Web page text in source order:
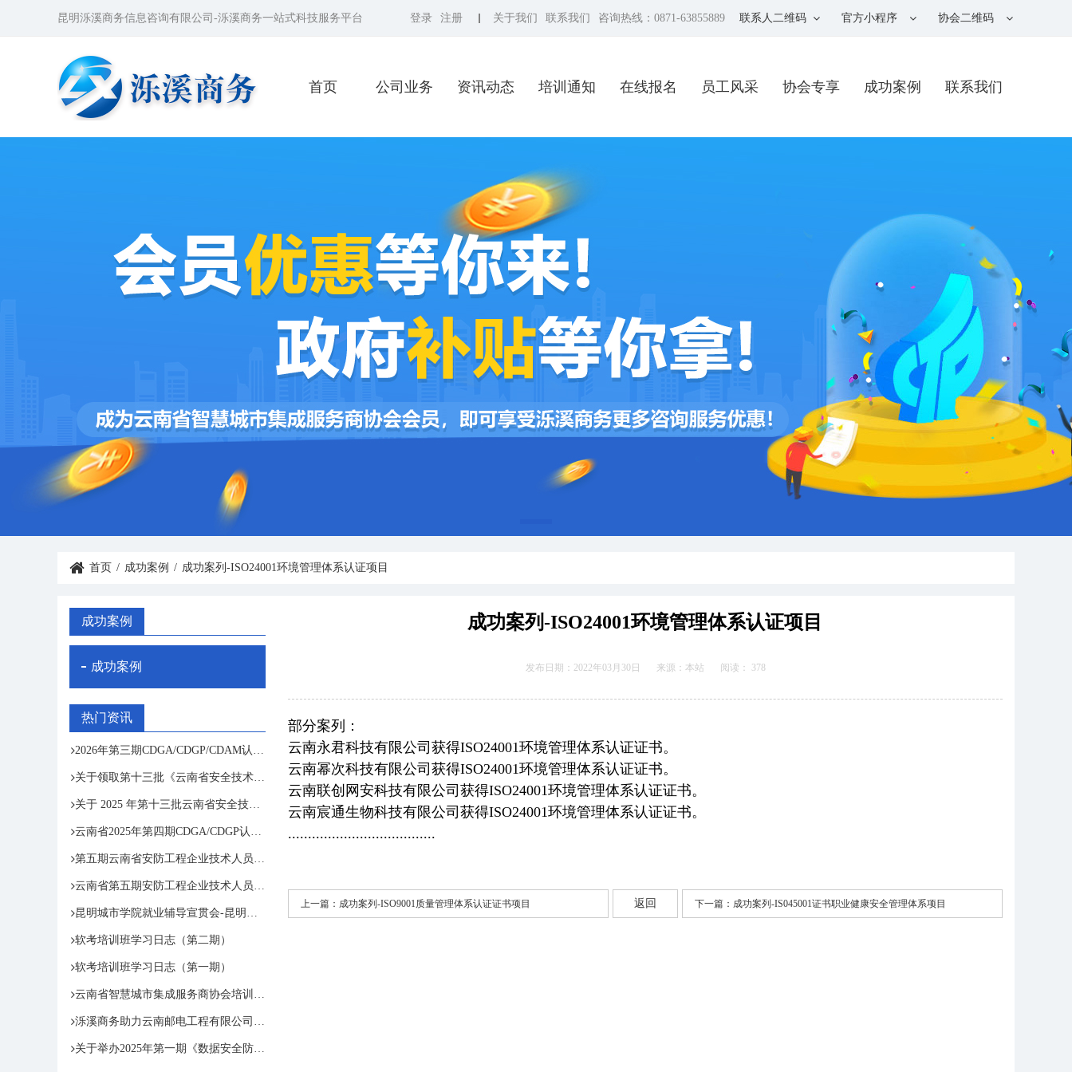
昆明泺溪商务信息咨询有限公司-泺溪商务一站式科技服务平台 联系人二维码 官方小程序 协会二维码
关于我们 联系我们 咨询热线：0871-63855889
登录 注册
首页 公司业务 资讯动态 培训通知 在线报名 员工风采 协会专享 成功案例 联系我们
首页 / 成功案例 / 成功案列-ISO24001环境管理体系认证项目
成功案例
成功案例
热门资讯
2026年第三期CDGA/CDGP/CDAM认证考试通知
关于领取第十三批《云南省安全技术防范行 业资信证》和第五期云南省安防工程企业技术人员专业培训合格证的通知
关于 2025 年第十三批云南省安全技术防范 行业资信评定结果的公示
云南省2025年第四期CDGA/CDGP认证考试顺利结束
第五期云南省安防工程企业技术人员专业培训圆满结束
云南省第五期安防工程企业技术人员专业培训班
昆明城市学院就业辅导宣贯会-昆明泺溪赋能学子职业道路
软考培训班学习日志（第二期）
软考培训班学习日志（第一期）
云南省智慧城市集成服务商协会培训和资质服务部组织保密资质管理及延期换证专题培训
泺溪商务助力云南邮电工程有限公司筑牢保密防线——首期保密教育培训圆满举办
关于举办2025年第一期《数据安全防护、评估及数据资产入表》暨《数据安全工程师》(高级)网络专题培训班的通知
成功案列-ISO24001环境管理体系认证项目
发布日期：2022年03月30日 来源：本站 阅读： 378
部分案列：
云南永君科技有限公司获得ISO24001环境管理体系认证证书。
云南幂次科技有限公司获得ISO24001环境管理体系认证证书。
云南联创网安科技有限公司获得ISO24001环境管理体系认证证书。
云南宸通生物科技有限公司获得ISO24001环境管理体系认证证书。
.....................................
上一篇： 成功案列-ISO9001质量管理体系认证证书项目 返回 下一篇： 成功案列-IS045001证书职业健康安全管理体系项目